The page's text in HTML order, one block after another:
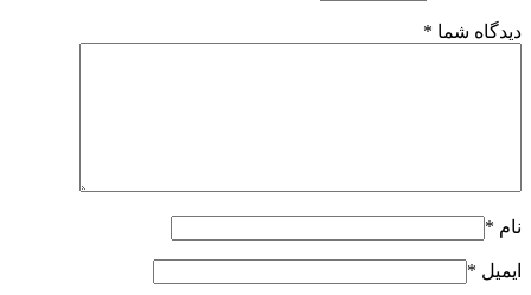
دیدگاه شما *
نام *
ایمیل *